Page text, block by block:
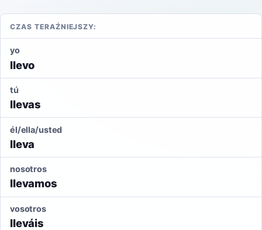
CZAS TERAŹNIEJSZY:
yo
llevo
tú
llevas
él/ella/usted
lleva
nosotros
llevamos
vosotros
lleváis